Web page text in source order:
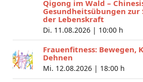
Qigong im Wald –
Gesundheitsübungen zur
der Lebenskraft
Di. 11.08.2026 | 10:00 h
Frauenfitness: Bewegen,
Dehnen
Mi. 12.08.2026 | 18:00 h